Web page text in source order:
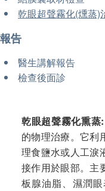
乾眼超聲霧化(燻蒸)
報告
醫生講解報告
檢查後面診
乾眼超聲霧化熏蒸:
的物理治療。它利
理食鹽水或人工淚
接作用於眼部。主
板腺油脂、濕潤